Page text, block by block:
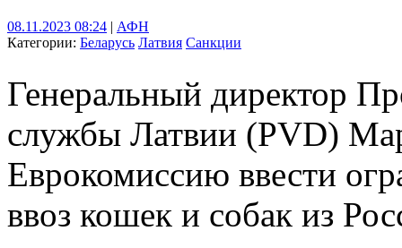
08.11.2023 08:24 | АФН
Категории: Беларусь Латвия Санкции
Генеральный директор
службы Латвии (PVD)
Еврокомиссию ввести
ввоз кошек и собак из